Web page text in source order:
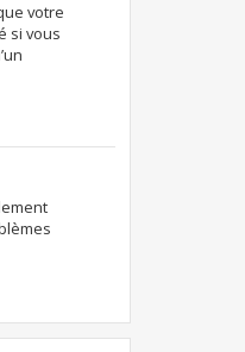
votre
si vous